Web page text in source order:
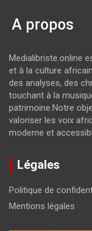
A propos
Medialibriste.online
et à la culture
des analyses, des
touchant à la
patrimoine.Notre
valoriser les voix
moderne et
Légales
Politique de
Mentions légales